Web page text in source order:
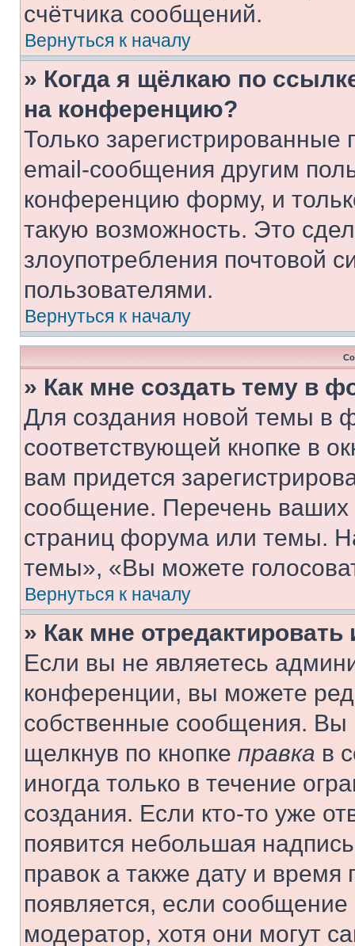
счётчика сообщений.
Вернуться к началу
» Когда я щёлкаю по
на конференцию?
Только зарегистрированные
email-сообщения другим
конференцию форму, и
такую возможность. Это
злоупотребления почтовой
пользователями.
Вернуться к началу
» Как мне создать тему в
Для создания новой темы в
соответствующей кнопке в
вам придется
сообщение. Перечень ваших
страниц форума или темы.
темы», «Вы можете
Вернуться к началу
» Как мне
Если вы не являетесь
конференции, вы можете
собственные сообщения. Вы
щелкнув по кнопке правка в
иногда только в течение
создания. Если кто-то уже
появится небольшая
правок а также дату и
появляется, если
модератор, хотя они могут